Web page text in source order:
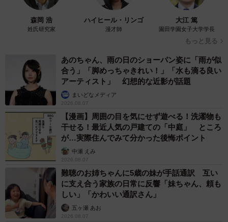
森岡 浩
姓氏研究家
ハイヒール・リンゴ
漫才師
大江 篤
園田学園女子大学学長
もっと見る
あのちゃん、雨の日のショーパン姿に「雨が似
合う」「脚めっちゃきれい！」「水も滴る良い
アーティスト」 幻想的な近影が話題
まいどなメディア
2026.08.07
【漫画】周囲の目を気にせず遊べる！洗濯物も
干せる！最近人気の戸建ての「中庭」 ところ
が…実際住んでみて分かった後悔ポイント
中瀬 えみ
2026.08.07
難聴のお姉ちゃんに5歳の妹が手話通訳 互い
に支え合う家族の日常に反響「妹ちゃん、頼も
しい」「かわいい通訳さん」
五ヶ瀬 あお
2026.08.07